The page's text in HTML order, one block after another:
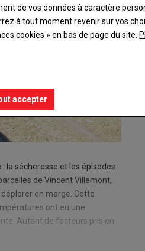
la sécheresse et les épisodes
de Vincent Villemont,
en marge. Cette
ont eu une
Autant de facteurs pris en
de vos données à caractère
à tout moment revenir sur vos
cookies » en bas de page du site.
accepter